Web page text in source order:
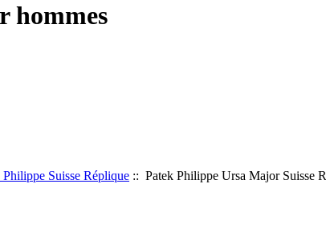
hommes
Philippe Suisse Réplique :: Patek Philippe Ursa Major Suisse